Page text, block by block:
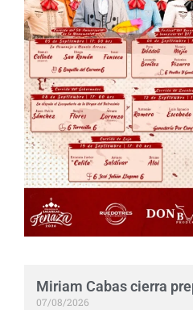
Miriam Cabas cierra
07/08/2026